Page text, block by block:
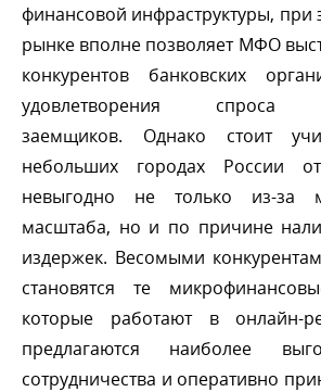
финансовой инфраструктуры, при
рынке вполне позволяет МФО
конкурентов банковских
удовлетворения спроса
заемщиков. Однако стоит
небольших городах России
невыгодно не только из-за
масштаба, но и по причине
издержек. Весомыми
становятся те
которые работают в онлайн-
предлагаются наиболее
сотрудничества и оперативно